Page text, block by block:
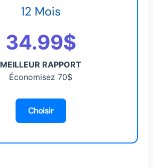
12 Mois
34.99$
MEILLEUR RAPPORT
Économisez 70$
Choisir